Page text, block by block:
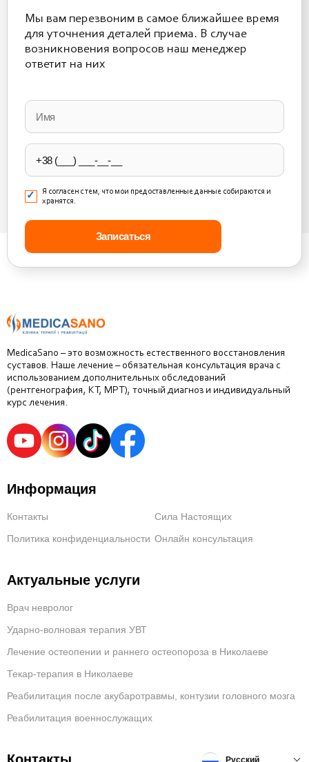
Мы вам перезвоним в самое ближайшее время
для уточнения деталей приема. В случае
возникновения вопросов наш менеджер
ответит на них
leave
this
field
empty.
Я согласен с тем, что мои предоставленные данные собираются и
хранятся.
MedicaSano – это возможность естественного восстановления
суставов. Наше лечение – обязательная консультация врача с
использованием дополнительных обследований
(рентгенография, КТ, МРТ), точный диагноз и индивидуальный
курс лечения.
Информация
Контакты
Сила Настоящих
Политика конфиденциальности Онлайн консультация
Актуальные услуги
Врач невролог
Ударно-волновая терапия УВТ
Лечение остеопении и раннего остеопороза в Николаеве
Текар-терапия в Николаеве
Реабилитация после акубаротравмы, контузии головного мозга
Реабилитация военнослужащих